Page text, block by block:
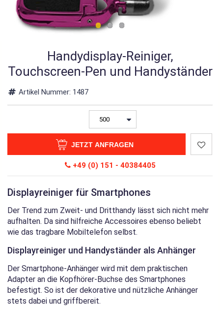
Handydisplay-Reiniger,
Touchscreen-Pen und Handyständer
Artikel Nummer: 1487
JETZT ANFRAGEN
+49 (0) 151 - 40384405
Displayreiniger für Smartphones
Der Trend zum Zweit- und Dritthandy lässt sich nicht mehr
aufhalten. Da sind hilfreiche Accessoires ebenso beliebt
wie das tragbare Mobiltelefon selbst.
Displayreiniger und Handyständer als Anhänger
Der Smartphone-Anhänger wird mit dem praktischen
Adapter an die Kopfhörer-Buchse des Smartphones
befestigt. So ist der dekorative und nützliche Anhänger
stets dabei und griffbereit.